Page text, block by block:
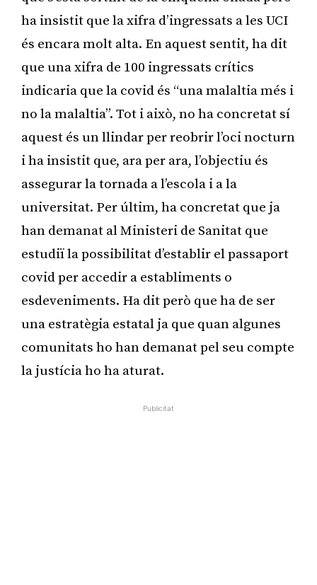
ha insistit que la xifra d’ingressats a les UCI
és encara molt alta. En aquest sentit, ha dit
que una xifra de 100 ingressats crítics
indicaria que la covid és “una malaltia més i
no la malaltia”. Tot i això, no ha concretat sí
aquest és un llindar per reobrir l’oci nocturn
i ha insistit que, ara per ara, l’objectiu és
assegurar la tornada a l’escola i a la
universitat. Per últim, ha concretat que ja
han demanat al Ministeri de Sanitat que
estudiï la possibilitat d’establir el passaport
covid per accedir a establiments o
esdeveniments. Ha dit però que ha de ser
una estratègia estatal ja que quan algunes
comunitats ho han demanat pel seu compte
la justícia ho ha aturat.
Publicitat